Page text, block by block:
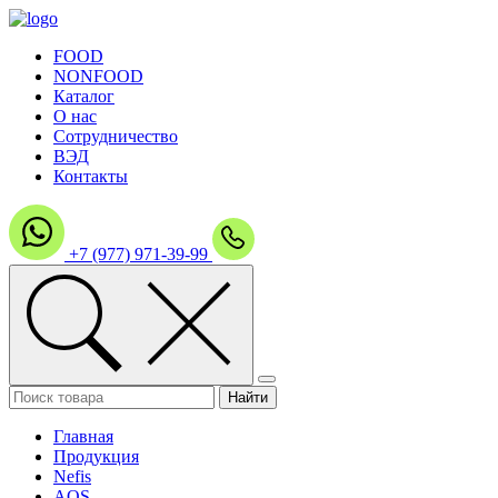
FOOD
NONFOOD
Каталог
О нас
Сотрудничество
ВЭД
Контакты
+7 (977) 971-39-99
Главная
Продукция
Nefis